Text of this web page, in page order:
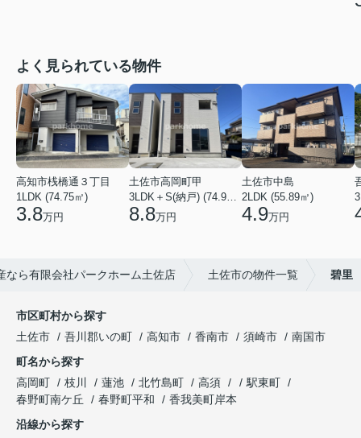
よく見られている物件
高知市桟橋通３丁目
1LDK (74.75㎡)
3.8万円
土佐市高岡町甲
3LDK＋S(納戸) (74.93㎡)
8.8万円
土佐市中島
2LDK (55.89㎡)
4.9万円
なら有限会社パークホーム土佐店 土佐市の物件一覧 碧里
市区町村から探す
土佐市
吾川郡いの町 高知市 香南市 須崎市
南国市
町名から探す
高岡町
枝川 蓮池 北竹島町 高須
駅東町
春野町南ケ丘
春野町平和
香我美町岸本
沿線から探す